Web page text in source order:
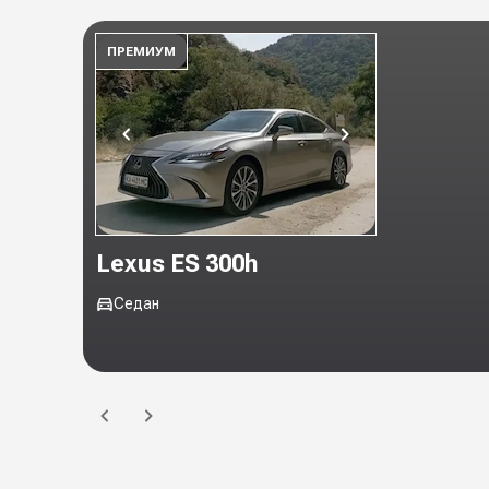
ПРЕМИУМ
Lexus ES 300h
Седан